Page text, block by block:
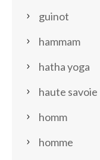
guinot
hammam
hatha yoga
haute savoie
homm
homme